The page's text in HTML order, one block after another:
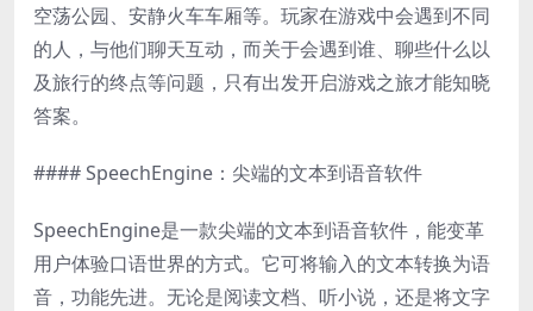
空荡公园、安静火车车厢等。玩家在游戏中会遇到不同
的人，与他们聊天互动，而关于会遇到谁、聊些什么以
及旅行的终点等问题，只有出发开启游戏之旅才能知晓
答案。
#### SpeechEngine：尖端的文本到语音软件
SpeechEngine是一款尖端的文本到语音软件，能变革
用户体验口语世界的方式。它可将输入的文本转换为语
音，功能先进。无论是阅读文档、听小说，还是将文字